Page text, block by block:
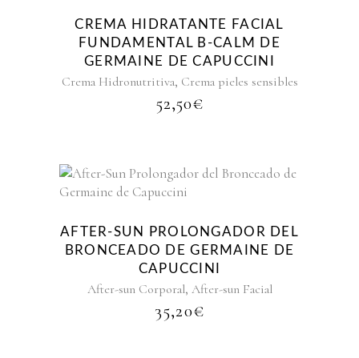
CREMA HIDRATANTE FACIAL
FUNDAMENTAL B-CALM DE
GERMAINE DE CAPUCCINI
Crema Hidronutritiva, Crema pieles sensibles
52,50€
AFTER-SUN PROLONGADOR DEL
BRONCEADO DE GERMAINE DE
CAPUCCINI
After-sun Corporal, After-sun Facial
35,20€